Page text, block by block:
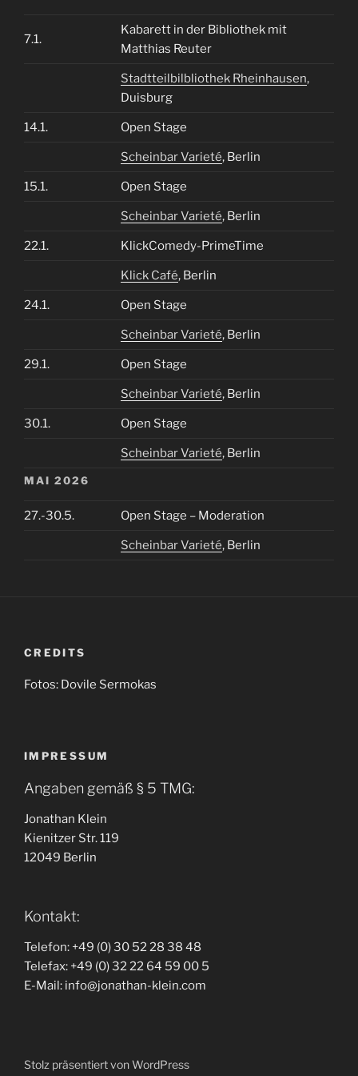
7.1.
Kabarett in der Bibliothek mit
Matthias Reuter
Stadtteilbilbliothek Rheinhausen,
Duisburg
14.1. Open Stage
Scheinbar Varieté, Berlin
15.1. Open Stage
Scheinbar Varieté, Berlin
22.1. KlickComedy-PrimeTime
Klick Café, Berlin
24.1. Open Stage
Scheinbar Varieté, Berlin
29.1. Open Stage
Scheinbar Varieté, Berlin
30.1. Open Stage
Scheinbar Varieté, Berlin
MAI 2026
27.-30.5. Open Stage – Moderation
Scheinbar Varieté, Berlin
CREDITS
Fotos: Dovile Sermokas
IMPRESSUM
Angaben gemäß § 5 TMG:
Jonathan Klein
Kienitzer Str. 119
12049 Berlin
Kontakt:
Telefon: +49 (0) 30 52 28 38 48
Telefax: +49 (0) 32 22 64 59 00 5
E-Mail: info@jonathan-klein.com
Stolz präsentiert von WordPress